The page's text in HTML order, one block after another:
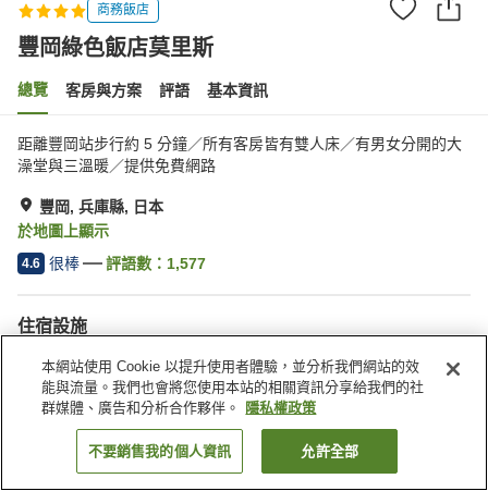
商務飯店
豐岡綠色飯店莫里斯
總覽 客房與方案 評語 基本資訊
距離豐岡站步行約 5 分鐘／所有客房皆有雙人床／有男女分開的大
澡堂與三溫暖／提供免費網路
豐岡, 兵庫縣, 日本
於地圖上顯示
4.6 很棒 評語數： 1,577
住宿設施
停車場
按摩浴缸
三溫暖
餐廳
找客房
本網站使用 Cookie 以提升使用者體驗，並分析我們網站的效
能與流量。我們也會將您使用本站的相關資訊分享給我們的社
群媒體、廣告和分析合作夥伴。
隱私權政策
不要銷售我的個人資訊 允許全部